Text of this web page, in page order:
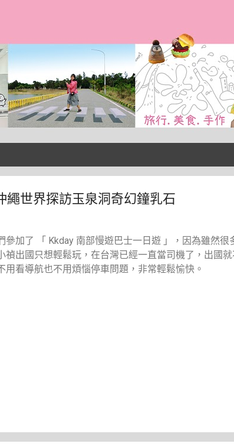
世界探訪玉泉洞奇幻鐘乳石
參加了 「 Kkday 南部慢遊巴士一日遊 」，因為雖然很
禎出國只想輕鬆玩，在台灣已經一直當司機了，出國
用看導航也不用煩惱停車問題，非常輕鬆愉快。